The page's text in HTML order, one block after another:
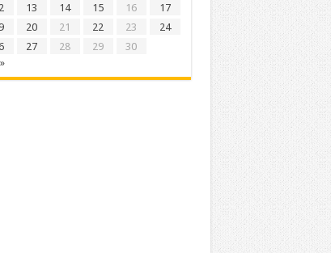
13 14 15 16
17
20 21 22 23
24
27 28 29
30